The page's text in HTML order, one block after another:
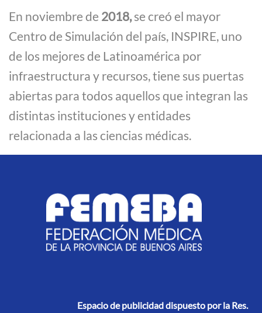
En noviembre de 2018,se creó el mayor
Centro de Simulación del país, INSPIRE, uno
de los mejores de Latinoamérica por
infraestructura y recursos, tiene sus puertas
abiertas para todos aquellos que integran las
distintas instituciones y entidades
relacionada a las ciencias médicas.
Espacio de publicidad dispuesto por la Res.